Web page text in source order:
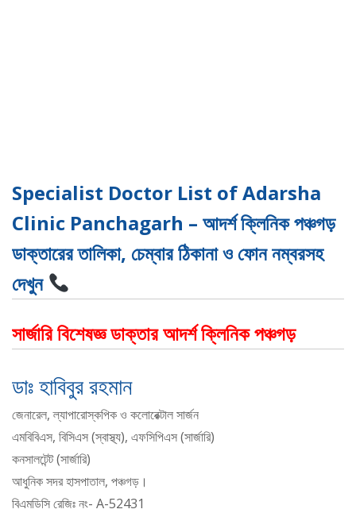
Specialist Doctor List of Adarsha
Clinic Panchagarh – আদর্শ ক্লিনিক পঞ্চগড়
ডাক্তারের তালিকা, চেম্বার ঠিকানা ও ফোন নম্বরসহ
দেখুন
সার্জারি বিশেষজ্ঞ ডাক্তার আদর্শ ক্লিনিক পঞ্চগড়
ডাঃ হাবিবুর রহমান
জেনারেল, ল্যাপারোস্কপিক ও কলোরেক্টাল সার্জন
এমবিবিএস, বিসিএস (স্বাস্থ্য), এফসিপিএস (সার্জারি)
কনসালটেন্ট (সার্জারি)
আধুনিক সদর হাসপাতাল, পঞ্চগড়।
বিএমডিসি রেজিঃ নং- A-52431